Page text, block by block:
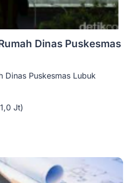
Dinas Puskesmas
Dinas Puskesmas Lubuk
Jt)